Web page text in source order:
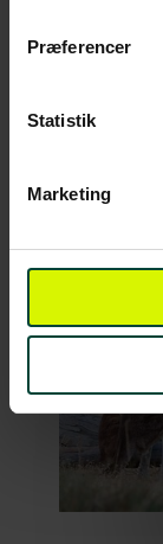
Præferencer
Statistik
Marketing